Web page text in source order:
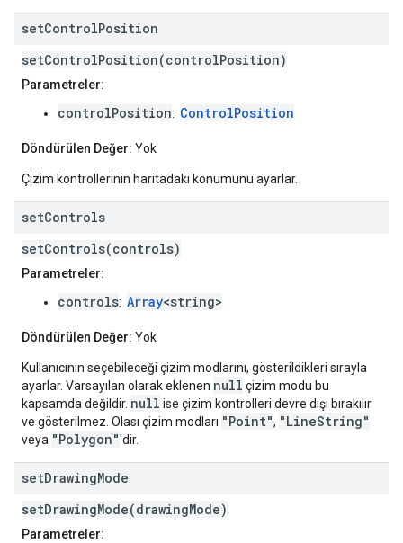
setControlPosition
setControlPosition(controlPosition)
Parametreler:
controlPosition: ControlPosition
Döndürülen Değer: Yok
Çizim kontrollerinin haritadaki konumunu ayarlar.
setControls
setControls(controls)
Parametreler:
controls: Array<string>
Döndürülen Değer: Yok
Kullanıcının seçebileceği çizim modlarını, gösterildikleri sırayla
ayarlar. Varsayılan olarak eklenen null çizim modu bu
kapsamda değildir. null ise çizim kontrolleri devre dışı bırakılır
ve gösterilmez. Olası çizim modları "Point", "LineString"
veya "Polygon"'dir.
setDrawingMode
setDrawingMode(drawingMode)
Parametreler: